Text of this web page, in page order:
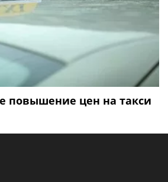
повышение цен на такси